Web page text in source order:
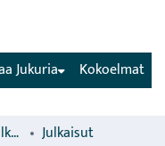
Kokoelmat
Jukuria
Luonnonvarakeskuksen julkaisut
Julkaisut